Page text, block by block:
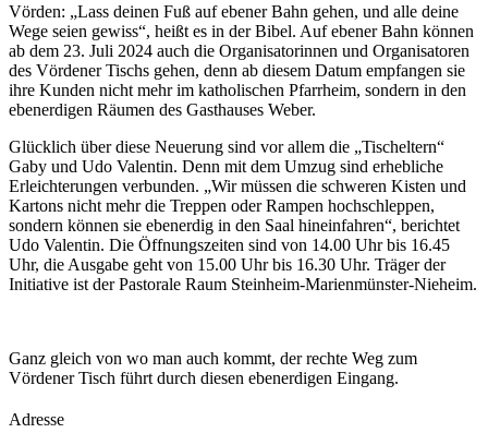
Vörden: „Lass deinen Fuß auf ebener Bahn gehen, und alle deine
Wege seien gewiss“, heißt es in der Bibel. Auf ebener Bahn können
ab dem 23. Juli 2024 auch die Organisatorinnen und Organisatoren
des Vördener Tischs gehen, denn ab diesem Datum empfangen sie
ihre Kunden nicht mehr im katholischen Pfarrheim, sondern in den
ebenerdigen Räumen des Gasthauses Weber.
Glücklich über diese Neuerung sind vor allem die „Tischeltern“
Gaby und Udo Valentin. Denn mit dem Umzug sind erhebliche
Erleichterungen verbunden. „Wir müssen die schweren Kisten und
Kartons nicht mehr die Treppen oder Rampen hochschleppen,
sondern können sie ebenerdig in den Saal hineinfahren“, berichtet
Udo Valentin. Die Öffnungszeiten sind von 14.00 Uhr bis 16.45
Uhr, die Ausgabe geht von 15.00 Uhr bis 16.30 Uhr. Träger der
Initiative ist der Pastorale Raum Steinheim-Marienmünster-Nieheim.
Ganz gleich von wo man auch kommt, der rechte Weg zum
Vördener Tisch führt durch diesen ebenerdigen Eingang.
Adresse